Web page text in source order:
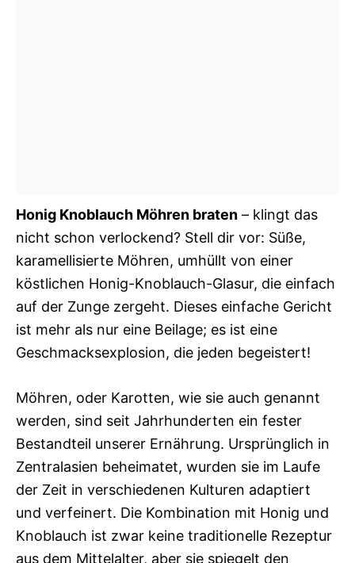
Honig Knoblauch Möhren braten – klingt das
nicht schon verlockend? Stell dir vor: Süße,
karamellisierte Möhren, umhüllt von einer
köstlichen Honig-Knoblauch-Glasur, die einfach
auf der Zunge zergeht. Dieses einfache Gericht
ist mehr als nur eine Beilage; es ist eine
Geschmacksexplosion, die jeden begeistert!
Möhren, oder Karotten, wie sie auch genannt
werden, sind seit Jahrhunderten ein fester
Bestandteil unserer Ernährung. Ursprünglich in
Zentralasien beheimatet, wurden sie im Laufe
der Zeit in verschiedenen Kulturen adaptiert
und verfeinert. Die Kombination mit Honig und
Knoblauch ist zwar keine traditionelle Rezeptur
aus dem Mittelalter, aber sie spiegelt den